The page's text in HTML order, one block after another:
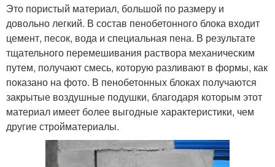
Это пористый материал, большой по размеру и
довольно легкий. В состав пенобетонного блока входит
цемент, песок, вода и специальная пена. В результате
тщательного перемешивания раствора механическим
путем, получают смесь, которую разливают в формы, как
показано на фото. В пенобетонных блоках получаются
закрытые воздушные подушки, благодаря которым этот
материал имеет более выгодные характеристики, чем
другие стройматериалы.